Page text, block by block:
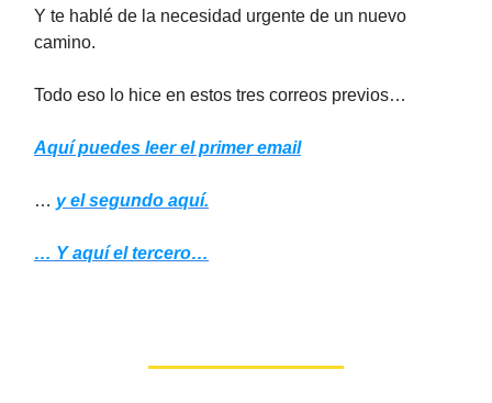
Y te hablé de la necesidad urgente de un nuevo
camino.
Todo eso lo hice en estos tres correos previos…
Aquí puedes leerel primer email
… y el segundo aquí.
… Y aquí el tercero…